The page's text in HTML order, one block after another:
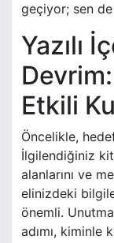
geçiyor; sen
Yazılı
Devrim:
Etkili
Öncelikle,
İlgilendiğiniz
alanlarını ve
elinizdeki
önemli.
adımı, kiminle